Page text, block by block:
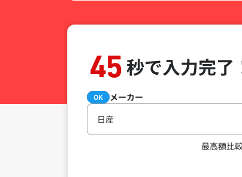
45秒で入力完了
必須 メーカー
OK
日産
最高額比